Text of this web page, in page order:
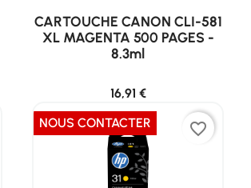
CARTOUCHE CANON CLI-581
XL MAGENTA 500 PAGES -
8.3ml
16,91 €
NOUS CONTACTER favorite_border